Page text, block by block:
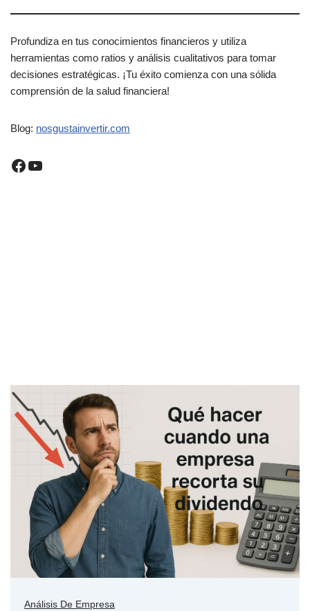
Profundiza en tus conocimientos financieros y utiliza
herramientas como ratios y análisis cualitativos para tomar
decisiones estratégicas. ¡Tu éxito comienza con una sólida
comprensión de la salud financiera!
Blog: nosgustainvertir.com
Análisis De Empresa